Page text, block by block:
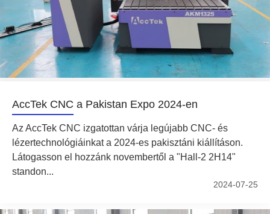
AccTek CNC a Pakistan Expo 2024-en
Az AccTek CNC izgatottan várja legújabb CNC- és
lézertechnológiáinkat a 2024-es pakisztáni kiállításon.
Látogasson el hozzánk novembertől a "Hall-2 2H14"
standon...
2024-07-25